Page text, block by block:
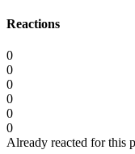
Reactions
0
0
0
0
0
0
Already reacted for this